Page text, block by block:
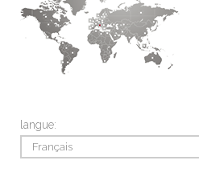
langue:
Français